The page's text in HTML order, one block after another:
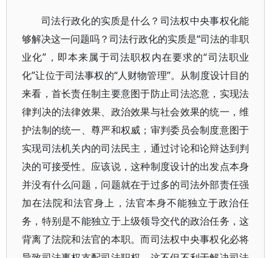
司法行政化的实质是什么？司法权中央事权化能
够解决这一问题吗？司法行政化的实质是“司法的非职
业化”，即本来属于司法职权内在要求的“司法职业
化”让位于司法事权的“人财物管理”。从制度设计目的
来看，首长责任制主要意图于防止司法恣意，实现法
律判决的法律效果、政治效果与社会效果的统一，维
护法制的统一、尊严和权威；审判委员会制度意图于
实现司法机关内的司法民主，通过讨论和论辩达到判
决的可接受性。应该说，这种制度设计的出发点本身
并没有什么问题，问题就在于过多的司法外部责任强
加在法院和法官身上，法官本身不能独立于政治任
务，特别是不能独立于上级领导交代的政治任务，这
背离了法院和法官的本职。而司法权中央事权化必将